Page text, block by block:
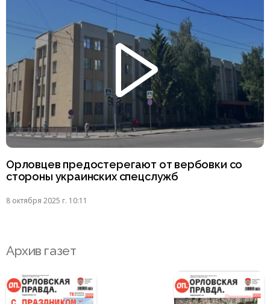
Орловцев предостерегают от вербовки со
стороны украинских спецслужб
8 октября 2025 г. 10:11
Архив газет